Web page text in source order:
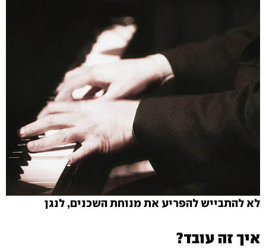
לא להתבייש להפריע את מנוחת השכנים, לנגן
איך זה עובד?